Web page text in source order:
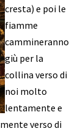
cresta) e poi le
fiamme
cammineranno
giù per la
collina verso di
noi molto
lentamente e
verso di